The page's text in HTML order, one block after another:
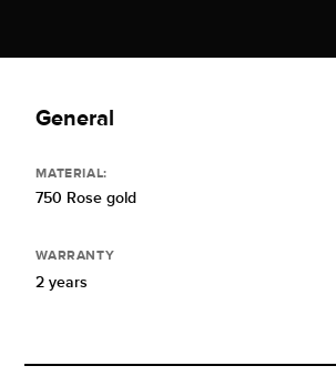
General
MATERIAL:
750 Rose gold
WARRANTY
2 years